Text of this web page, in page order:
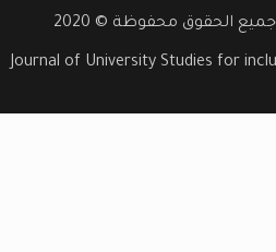
الحقوق محفوظة © 2020
Journal of University Studies for